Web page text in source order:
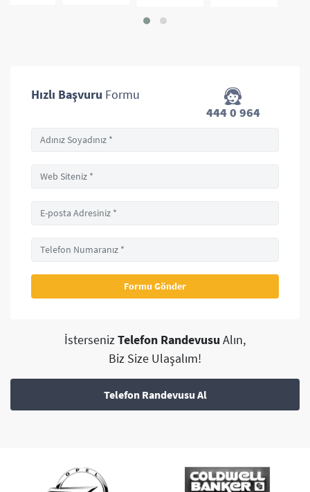
Hızlı Başvuru Formu
444 0 964
İstersenizTelefon Randevusu Alın,
Biz Size Ulaşalım!
Telefon Randevusu Al